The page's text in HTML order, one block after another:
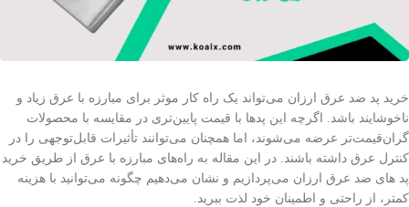
خرید پد ضد عرق ارزان می‌تواند یک راه کار موثر برای مبارزه با عرق زیاد و
ناخوشایند باشد. اگرچه این پد‌ها با قیمت پایین‌تری در مقایسه با محصولات
گران‌قیمت‌تر عرضه می‌شوند، اما همچنان می‌توانند تأثیرات قابل‌توجهی را در
کنترل عرق داشته باشند. در این مقاله به راه‌های مبارزه با عرق از طریق خرید
پد های ضد عرق ارزان می‌پردازیم و نشان می‌دهیم چگونه می‌توانید با هزینه
کمتر، از راحتی و اطمینان خود لذت ببرید.